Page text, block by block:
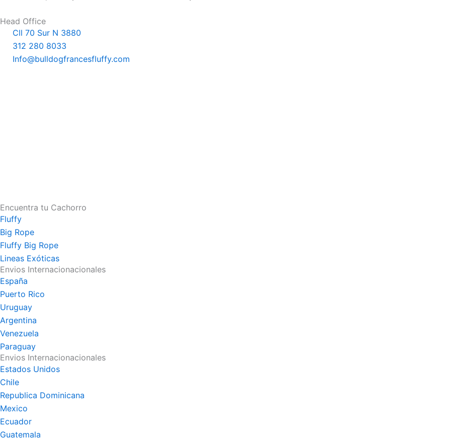
Head Office
Cll 70 Sur N 3880
312 280 8033
Info@bulldogfrancesfluffy.com
Encuentra tu Cachorro
Fluffy
Big Rope
Fluffy Big Rope
Lineas Exóticas
Envios Internacionacionales
España
Puerto Rico
Uruguay
Argentina
Venezuela
Paraguay
Envios Internacionacionales
Estados Unidos
Chile
Republica Dominicana
Mexico
Ecuador
Guatemala